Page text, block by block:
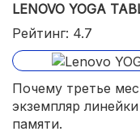
LENOVO YOGA
Рейтинг: 4.7
Почему третье
экземпляр
памяти.